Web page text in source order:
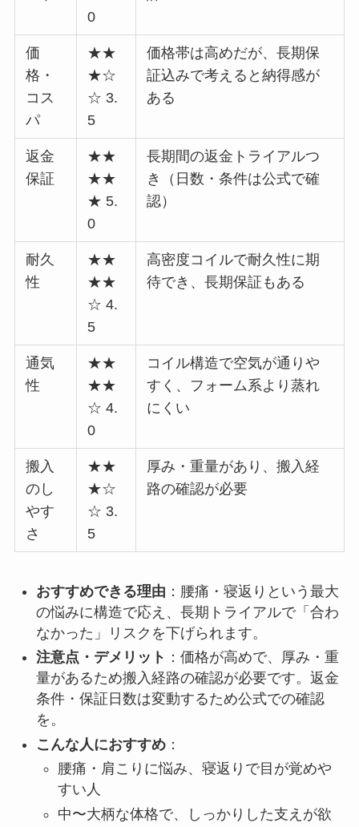
0
価
格・
コス
パ
★★
★☆
☆ 3.
5
価格帯は高めだが、長期保
証込みで考えると納得感が
ある
返金
保証
★★
★★
★ 5.
0
長期間の返金トライアルつ
き（日数・条件は公式で確
認）
耐久
性
★★
★★
☆ 4.
5
高密度コイルで耐久性に期
待でき、長期保証もある
通気
性
★★
★★
☆ 4.
0
コイル構造で空気が通りや
すく、フォーム系より蒸れ
にくい
搬入
のし
やす
さ
★★
★☆
☆ 3.
5
厚み・重量があり、搬入経
路の確認が必要
おすすめできる理由 ：腰痛・寝返りという最大
の悩みに構造で応え、長期トライアルで「合わ
なかった」リスクを下げられます。
注意点・デメリット ：価格が高めで、厚み・重
量があるため搬入経路の確認が必要です。返金
条件・保証日数は変動するため公式での確認
を。
こんな人におすすめ：
腰痛・肩こりに悩み、寝返りで目が覚めや
すい人
中〜大柄な体格で、しっかりした支えが欲